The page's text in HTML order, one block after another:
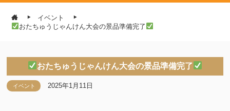
イベント
おたちゅうじゃんけん大会の景品準備完了
おたちゅうじゃんけん大会の景品準備完了
イベント 2025年1月11日